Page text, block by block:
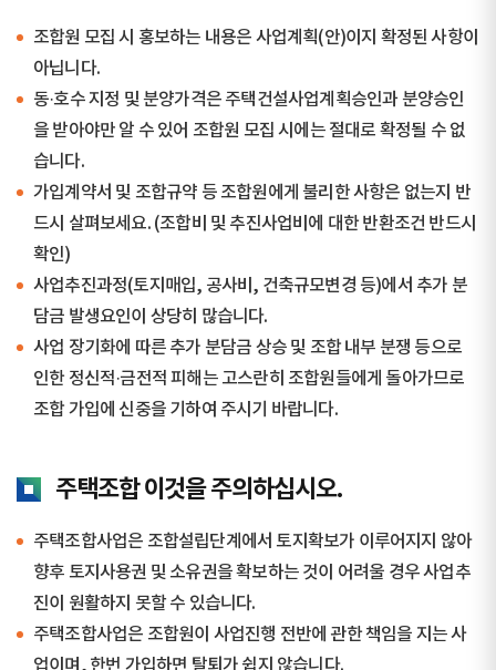
조합원 모집 시 홍보하는 내용은 사업계획(안)이지 확정된 사항이
아닙니다.
동·호수 지정 및 분양가격은 주택건설사업계획승인과 분양승인
을 받아야만 알 수 있어 조합원 모집 시에는 절대로 확정될 수 없
습니다.
가입계약서 및 조합규약 등 조합원에게 불리한 사항은 없는지 반
드시 살펴보세요. (조합비 및 추진사업비에 대한 반환조건 반드시
확인)
사업추진과정(토지매입, 공사비, 건축규모변경 등)에서 추가 분
담금 발생요인이 상당히 많습니다.
사업 장기화에 따른 추가 분담금 상승 및 조합 내부 분쟁 등으로
인한 정신적·금전적 피해는 고스란히 조합원들에게 돌아가므로
조합 가입에 신중을 기하여 주시기 바랍니다.
주택조합 이것을 주의하십시오.
주택조합사업은 조합설립단계에서 토지확보가 이루어지지 않아
향후 토지사용권 및 소유권을 확보하는 것이 어려울 경우 사업추
진이 원활하지 못할 수 있습니다.
주택조합사업은 조합원이 사업진행 전반에 관한 책임을 지는 사
업이며, 한번 가입하면 탈퇴가 쉽지 않습니다.